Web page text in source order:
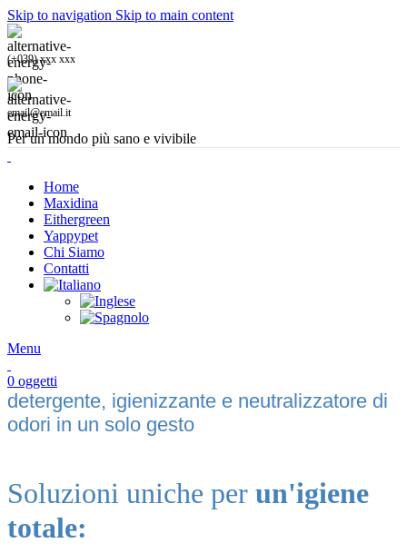
Skip to navigation Skip to main content
(+039) xxx xxx
email@email.it
Per un mondo più sano e vivibile
Home
Maxidina
Eithergreen
Yappypet
Chi Siamo
Contatti
Menu
0 oggetti
detergente, igienizzante e neutralizzatore di
odori in un solo gesto
Soluzioni uniche per un'igiene
totale: